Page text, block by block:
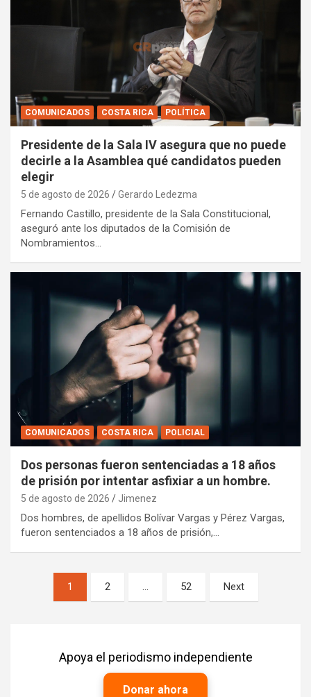
COMUNICADOS COSTA RICA POLÍTICA
Presidente de la Sala IV asegura que no puede
decirle a la Asamblea qué candidatos pueden
elegir
5 de agosto de 2026 Gerardo Ledezma
Fernando Castillo, presidente de la Sala Constitucional,
aseguró ante los diputados de la Comisión de
Nombramientos…
COMUNICADOS COSTA RICA POLICIAL
Dos personas fueron sentenciadas a 18 años
de prisión por intentar asfixiar a un hombre.
5 de agosto de 2026 Jimenez
Dos hombres, de apellidos Bolívar Vargas y Pérez Vargas,
fueron sentenciados a 18 años de prisión,…
Paginación
1 2 … 52 Next
Apoya el periodismo independiente
Donar ahora